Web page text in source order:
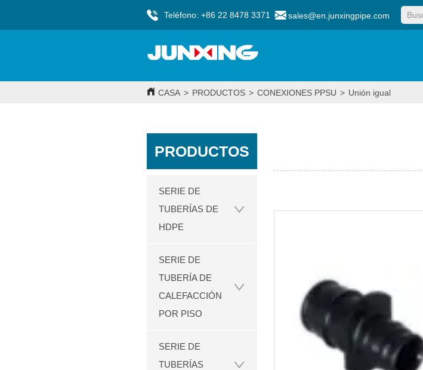
Teléfono: +86 22 8478 3371 sales@en.junxingpipe.com
CASA > PRODUCTOS > CONEXIONES PPSU > Unión igual
PRODUCTOS
SERIE DE
TUBERÍAS DE
HDPE
SERIE DE
TUBERÍA DE
CALEFACCIÓN
POR PISO
SERIE DE
TUBERÍAS